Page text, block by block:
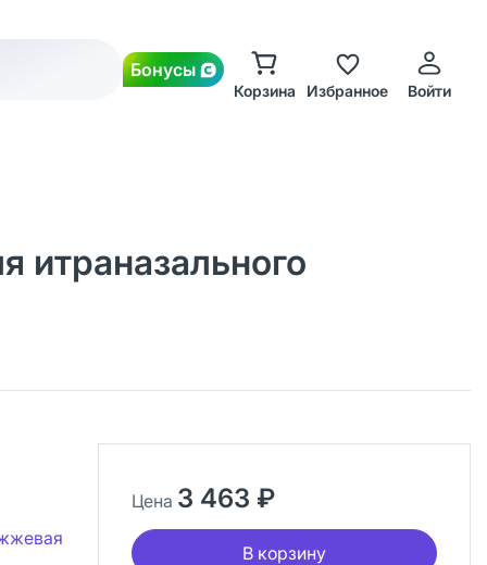
Бонусы
Корзина Избранное Войти
итраназального
Цена 3 463 ₽
В корзину